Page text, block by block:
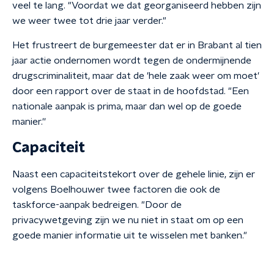
veel te lang. "Voordat we dat georganiseerd hebben zijn
we weer twee tot drie jaar verder."
Het frustreert de burgemeester dat er in Brabant al tien
jaar actie ondernomen wordt tegen de ondermijnende
drugscriminaliteit, maar dat de 'hele zaak weer om moet'
door een rapport over de staat in de hoofdstad. "Een
nationale aanpak is prima, maar dan wel op de goede
manier.''
Capaciteit
Naast een capaciteitstekort over de gehele linie, zijn er
volgens Boelhouwer twee factoren die ook de
taskforce-aanpak bedreigen. "Door de
privacywetgeving zijn we nu niet in staat om op een
goede manier informatie uit te wisselen met banken."